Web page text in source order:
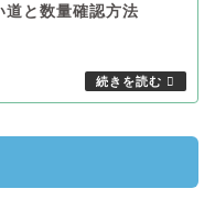
道と数量確認方法